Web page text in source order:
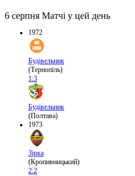
6 серпня Матчі у цей день
1972
Будівельник
(Тернопіль)
1:3
Будівельник
(Полтава)
1973
Зірка
(Кропивницький)
2:2